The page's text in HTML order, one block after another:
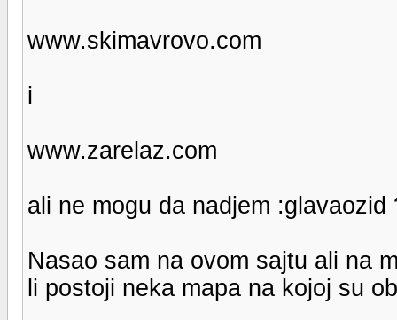
www.skimavrovo.com
i
www.zarelaz.com
ali ne mogu da nadjem
Nasao sam na ovom sajtu ali na
li postoji neka mapa na kojoj su